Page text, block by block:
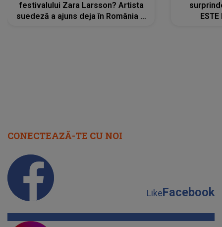
festivalului Zara Larsson? Artista
suedeză a ajuns deja în România și
CONECTEAZĂ-TE CU NOI
LikeFacebook